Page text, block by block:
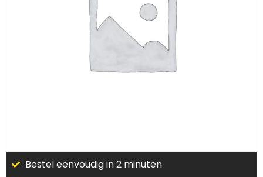
Bestel eenvoudig in 2 minuten